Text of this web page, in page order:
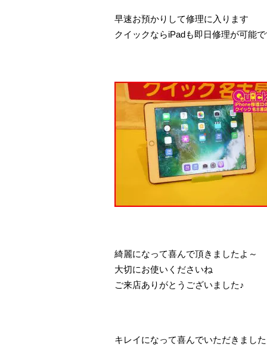
早速お預かりして修理に入ります
クイックならiPadも即日修理が可能
綺麗になって喜んで頂きましたよ～
大切にお使いくださいね
ご来店ありがとうございました♪
キレイになって喜んでいただきまし